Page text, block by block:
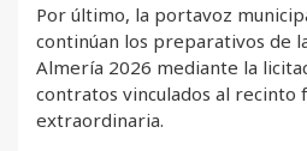
Por último, la portavoz
continúan los preparativos de
Almería 2026 mediante la
contratos vinculados al recinto
extraordinaria.